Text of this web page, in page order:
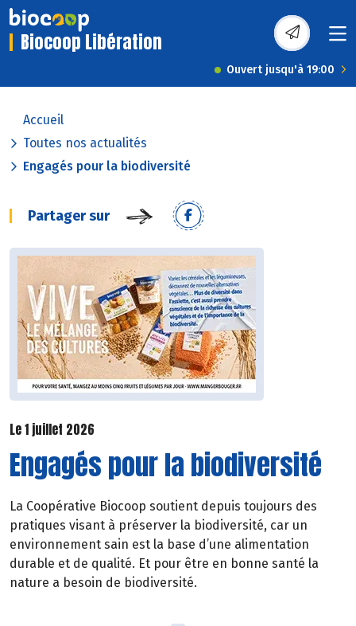
Biocoop Libération
Ouvert jusqu'à 19:00
Accueil
Toutes nos actualités
Engagés pour la biodiversité
Partager sur
Le 1 juillet 2026
Engagés pour la biodiversité
La Coopérative Biocoop soutient depuis toujours des
pratiques visant à préserver la biodiversité, car un
environnement sain est la base d’une alimentation
durable et de qualité. Et pour être en bonne santé la
nature a besoin de biodiversité.